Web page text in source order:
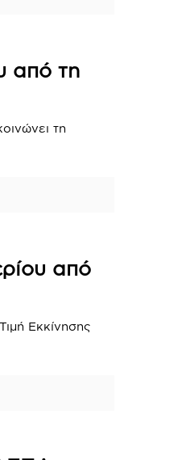
από τη
τη
από
Εκκίνησης